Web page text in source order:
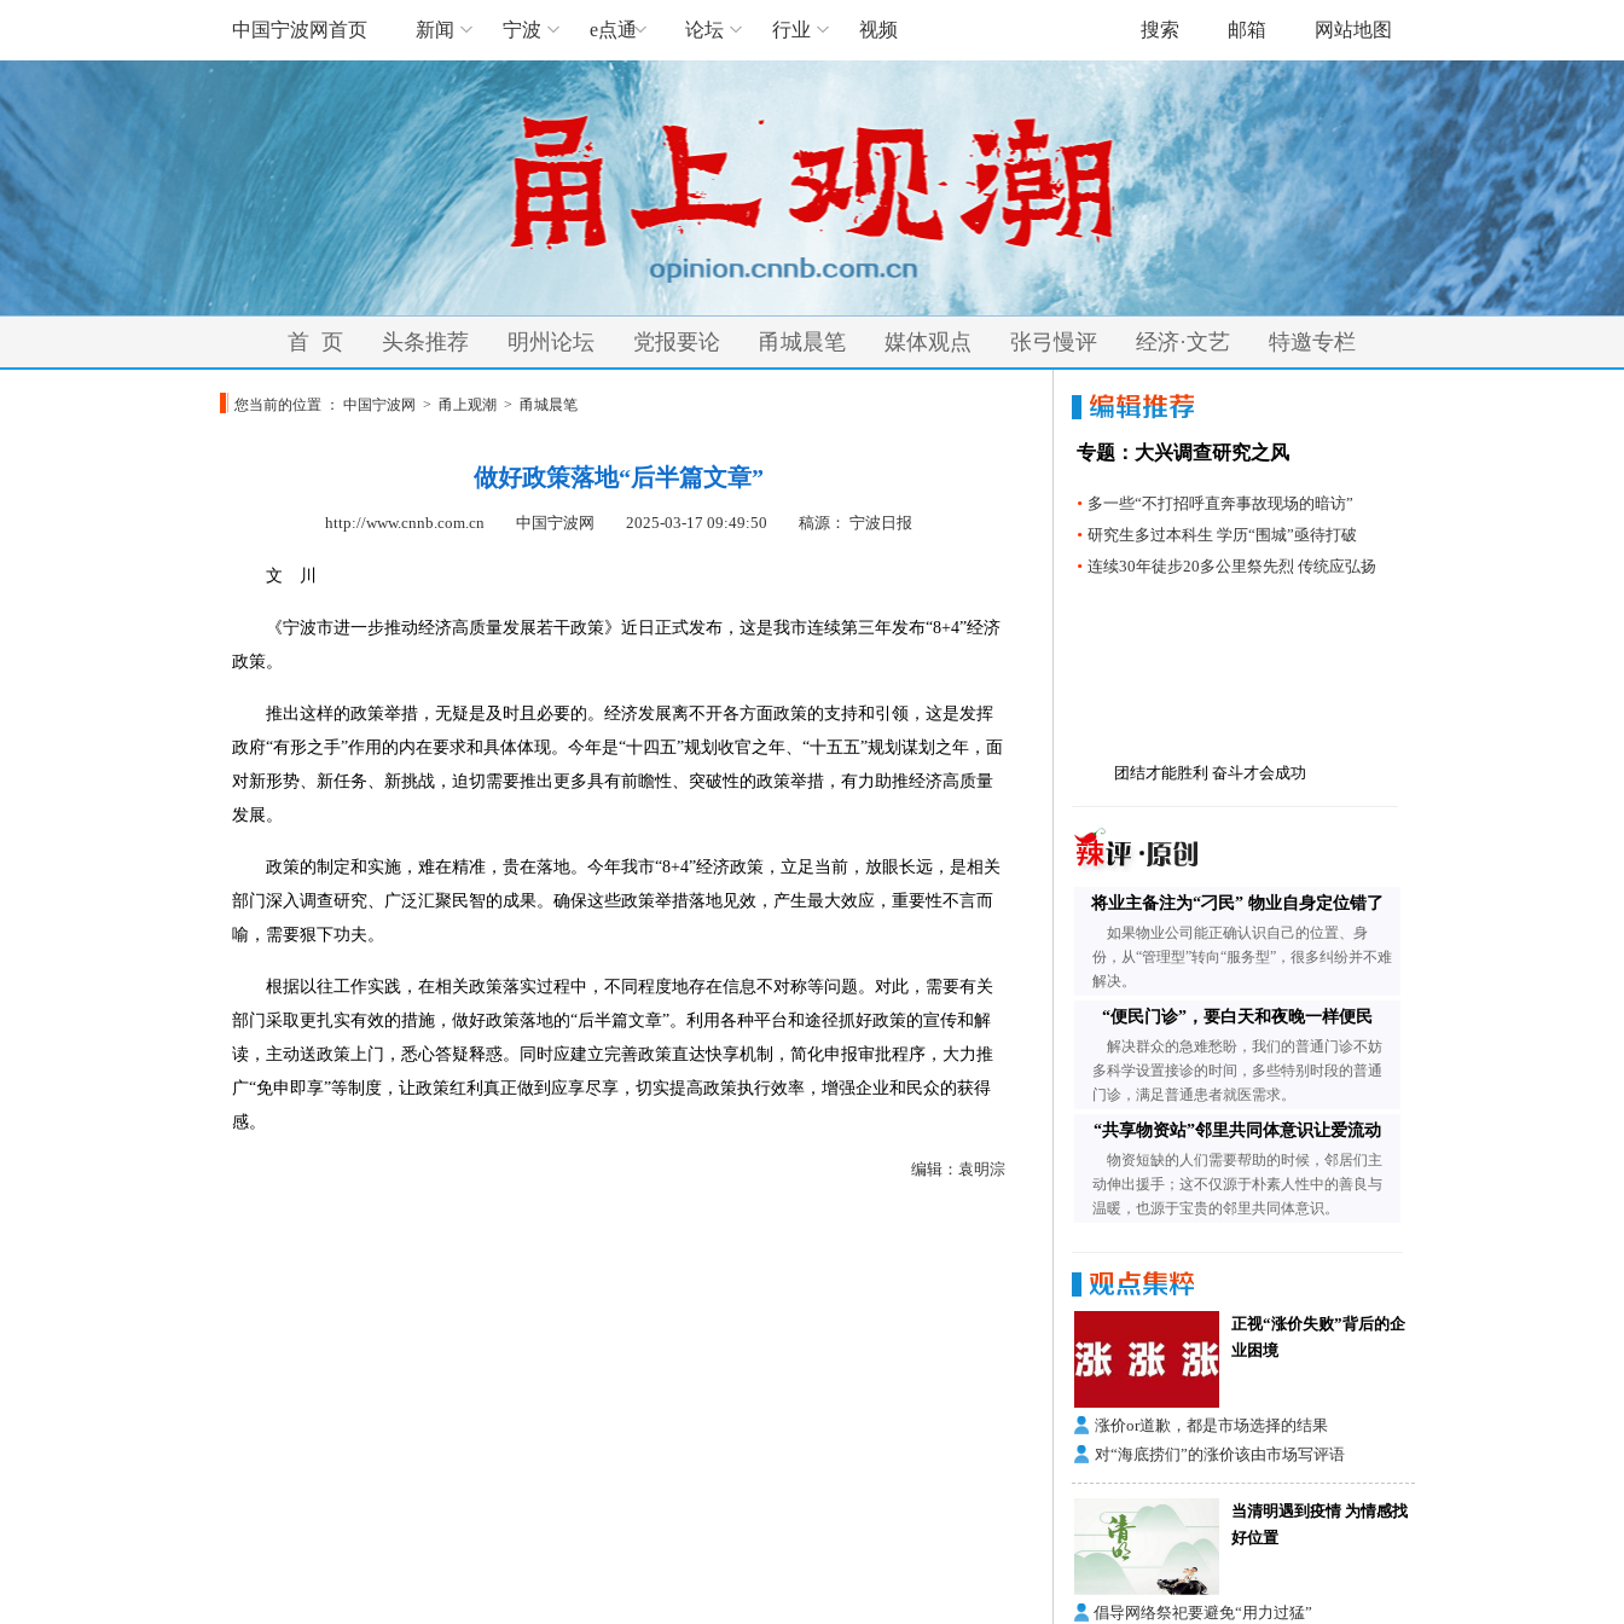
中国宁波网首页 新闻 宁波 e点通 论坛 行业 视频 搜索 邮箱 网站地图
首 页 头条推荐 明州论坛 党报要论 甬城晨笔 媒体观点 张弓慢评 经济·文艺 特邀专栏
您当前的位置 ： 中国宁波网 > 甬上观潮 > 甬城晨笔
做好政策落地“后半篇文章”
http://www.cnnb.com.cn 中国宁波网 2025-03-17 09:49:50 稿源： 宁波日报
文 川
《宁波市进一步推动经济高质量发展若干政策》近日正式发布，这是我市连续第三年发布“8+4”经济
政策。
推出这样的政策举措，无疑是及时且必要的。经济发展离不开各方面政策的支持和引领，这是发挥
政府“有形之手”作用的内在要求和具体体现。今年是“十四五”规划收官之年、“十五五”规划谋划之年，面
对新形势、新任务、新挑战，迫切需要推出更多具有前瞻性、突破性的政策举措，有力助推经济高质量
发展。
政策的制定和实施，难在精准，贵在落地。今年我市“8+4”经济政策，立足当前，放眼长远，是相关
部门深入调查研究、广泛汇聚民智的成果。确保这些政策举措落地见效，产生最大效应，重要性不言而
喻，需要狠下功夫。
根据以往工作实践，在相关政策落实过程中，不同程度地存在信息不对称等问题。对此，需要有关
部门采取更扎实有效的措施，做好政策落地的“后半篇文章”。利用各种平台和途径抓好政策的宣传和解
读，主动送政策上门，悉心答疑释惑。同时应建立完善政策直达快享机制，简化申报审批程序，大力推
广“免申即享”等制度，让政策红利真正做到应享尽享，切实提高政策执行效率，增强企业和民众的获得
感。
编辑： 袁明淙
专题：大兴调查研究之风
· 多一些“不打招呼直奔事故现场的暗访”
· 研究生多过本科生 学历“围城”亟待打破
· 连续30年徒步20多公里祭先烈 传统应弘扬
团结才能胜利 奋斗才会成功
将业主备注为“刁民” 物业自身定位错了
如果物业公司能正确认识自己的位置、身
份，从“管理型”转向“服务型”，很多纠纷并不难
解决。
“便民门诊”，要白天和夜晚一样便民
解决群众的急难愁盼，我们的普通门诊不妨
多科学设置接诊的时间，多些特别时段的普通
门诊，满足普通患者就医需求。
“共享物资站”邻里共同体意识让爱流动
物资短缺的人们需要帮助的时候，邻居们主
动伸出援手；这不仅源于朴素人性中的善良与
温暖，也源于宝贵的邻里共同体意识。
正视“涨价失败”背后的企
业困境
涨价or道歉，都是市场选择的结果
对“海底捞们”的涨价该由市场写评语
当清明遇到疫情 为情感找
好位置
倡导网络祭祀要避免“用力过猛”